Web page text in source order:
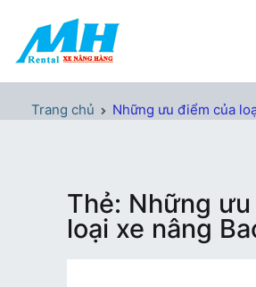
nội
Xe Nâng Hàng MH Rental
Trang chủ Những ưu điểm của
Thẻ: Những
loại xe nâng